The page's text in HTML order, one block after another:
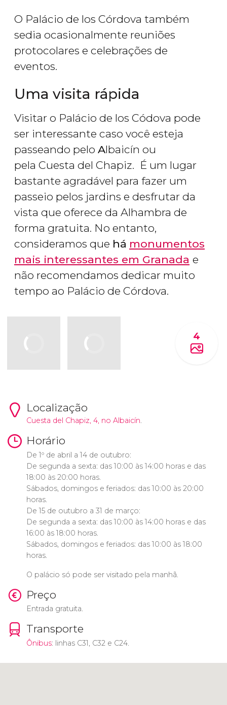
O Palácio de los Córdova também
sedia ocasionalmente reuniões
protocolares e celebrações de
eventos.
Uma visita rápida
Visitar o Palácio de los Códova pode
ser interessante caso você esteja
passeando pelo Albaicín ou
pela Cuesta del Chapiz. É um lugar
bastante agradável para fazer um
passeio pelos jardins e desfrutar da
vista que oferece da Alhambra de
forma gratuita. No entanto,
consideramos que há monumentos
mais interessantes em Granada e
não recomendamos dedicar muito
tempo ao Palácio de Córdova.
4
Localização
Cuesta del Chapiz, 4, no Albaicín.
Horário
De 1º de abril a 14 de outubro:
De segunda a sexta: das 10:00 às 14:00 horas e das
18:00 às 20:00 horas.
Sábados, domingos e feriados: das 10:00 às 20:00
horas.
De 15 de outubro a 31 de março:
De segunda a sexta: das 10:00 às 14:00 horas e das
16:00 às 18:00 horas.
Sábados, domingos e feriados: das 10:00 às 18:00
horas.
O palácio só pode ser visitado pela manhã.
Preço
Entrada gratuita.
Transporte
Ônibus: linhas C31, C32 e C24.